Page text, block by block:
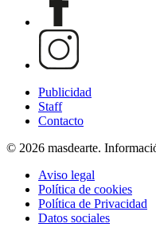
Publicidad
Staff
Contacto
© 2026 masdearte.
Aviso legal
Política de cookies
Política de Privacidad
Datos sociales